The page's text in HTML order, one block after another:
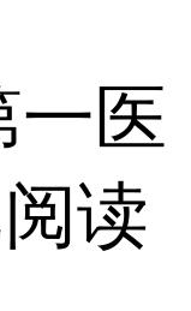
一医
读